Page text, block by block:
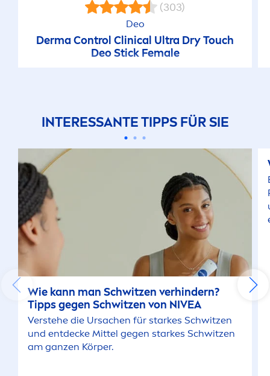
(303)
Deo
Derma Control Clinical Ultra Dry Touch
Deo Stick Female
INTERESSANTE TIPPS FÜR SIE
Wie kann man Schwitzen verhindern?
Tipps gegen Schwitzen von NIVEA
Verstehe die Ursachen für starkes Schwitzen
und entdecke Mittel gegen starkes Schwitzen
am ganzen Körper.